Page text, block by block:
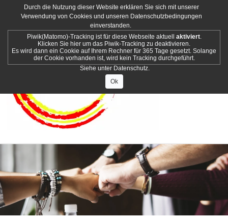
Durch die Nutzung dieser Website erklären Sie sich mit unserer
Verwendung von Cookies und unseren Datenschutzbedingungen
einverstanden.
Piwik(Matomo)-Tracking ist für diese Webseite aktuell aktiviert.
Klicken Sie hier um das Piwik-Tracking zu deaktivieren.
Es wird dann ein Cookie auf Ihrem Rechner für 365 Tage gesetzt. Solange
der Cookie vorhanden ist, wird kein Tracking durchgeführt.
Siehe unter Datenschutz.
Ok